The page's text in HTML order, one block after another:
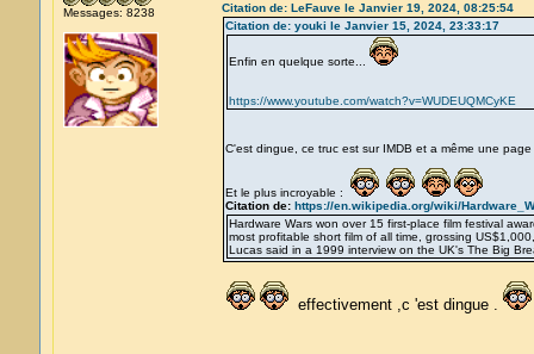
Messages: 8238
Citation de: LeFauve le Janvier 19, 2024, 08:25:54
Citation de: youki le Janvier 15, 2024, 23:33:17
Enfin en quelque sorte...
https://www.youtube.com/watch?v=WUDEUQMCyKE
C'est dingue, ce truc est sur IMDB et a même une
Et le plus incroyable :
Citation de: https://en.wikipedia.org/wiki/
Hardware Wars won over 15 first-place film festival
most profitable short film of all time, grossing
Lucas said in a 1999 interview on the UK's The Big
effectivement ,c 'est dingue .